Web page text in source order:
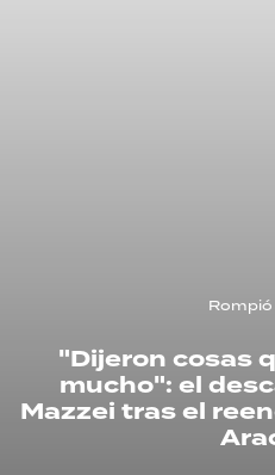
Rompió
"Dijeron cosas
mucho": el
Mazzei tras el
RECETAS
PALABRAS